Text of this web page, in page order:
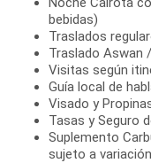
bebidas)
Traslados
Traslado Aswan
Visitas según
Guía local de
Visado y
Tasas y Seguro
Suplemento
sujeto a